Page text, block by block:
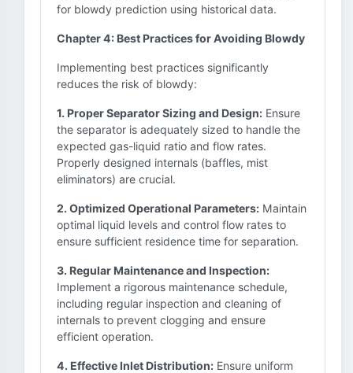
for blowdy prediction using historical data.
Chapter 4: Best Practices for Avoiding Blowdy
Implementing best practices significantly
reduces the risk of blowdy:
1. Proper Separator Sizing and Design: Ensure
the separator is adequately sized to handle the
expected gas-liquid ratio and flow rates.
Properly designed internals (baffles, mist
eliminators) are crucial.
2. Optimized Operational Parameters: Maintain
optimal liquid levels and control flow rates to
ensure sufficient residence time for separation.
3. Regular Maintenance and Inspection:
Implement a rigorous maintenance schedule,
including regular inspection and cleaning of
internals to prevent clogging and ensure
efficient operation.
4. Effective Inlet Distribution: Ensure uniform